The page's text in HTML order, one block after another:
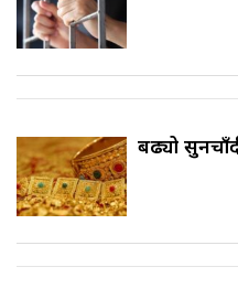
बढ्यो